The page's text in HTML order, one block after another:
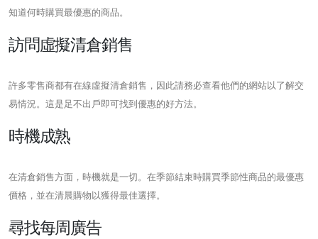
知道何時購買最優惠的商品。
訪問虛擬清倉銷售
許多零售商都有在線虛擬清倉銷售，因此請務必查看他們的網站以了解交
易情況。這是足不出戶即可找到優惠的好方法。
時機成熟
在清倉銷售方面，時機就是一切。在季節結束時購買季節性商品的最優惠
價格，並在清晨購物以獲得最佳選擇。
尋找每周廣告